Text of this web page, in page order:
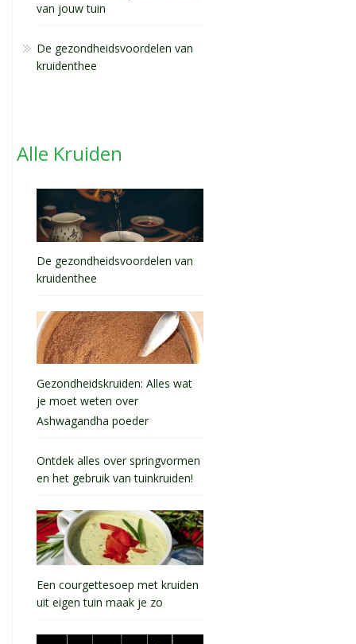
van jouw tuin
De gezondheidsvoordelen van
kruidenthee
Alle Kruiden
De gezondheidsvoordelen van
kruidenthee
Gezondheidskruiden: Alles wat
je moet weten over
Ashwagandha poeder
Ontdek alles over springvormen
en het gebruik van tuinkruiden!
Een courgettesoep met kruiden
uit eigen tuin maak je zo